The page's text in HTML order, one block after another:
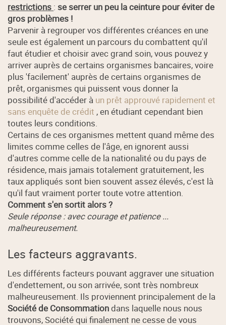
restrictions : se serrer un peu la ceinture pour éviter de
gros problèmes !
Parvenir à regrouper vos différentes créances en une
seule est également un parcours du combattent qu'il
faut étudier et choisir avec grand soin, vous pouvez y
arriver auprès de certains organismes bancaires, voire
plus 'facilement' auprès de certains organismes de
prêt, organismes qui puissent vous donner la
possibilité d'accéder à un prêt approuvé rapidement et
sans enquête de crédit , en étudiant cependant bien
toutes leurs conditions.
Certains de ces organismes mettent quand même des
limites comme celles de l'âge, en ignorent aussi
d'autres comme celle de la nationalité ou du pays de
résidence, mais jamais totalement gratuitement, les
taux appliqués sont bien souvent assez élevés, c'est là
qu'il faut vraiment porter toute votre attention.
Comment s'en sortit alors ?
Seule réponse : avec courage et patience ...
malheureusement.
Les facteurs aggravants.
Les différents facteurs pouvant aggraver une situation
d'endettement, ou son arrivée, sont très nombreux
malheureusement. Ils proviennent principalement de la
Société de Consommationdans laquelle nous nous
trouvons, Société qui finalement ne cesse de vous